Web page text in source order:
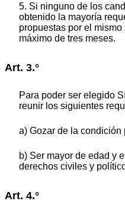
5. Si ninguno de los
obtenido la mayoría
propuestas por el
máximo de tres meses.
Art. 3.°
Para poder ser elegido
reunir los siguientes
a) Gozar de la
b) Ser mayor de edad y
derechos civiles y
Art. 4.°